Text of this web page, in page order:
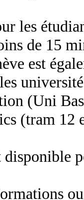
les
de 15
est
(Uni
(tram 12
disponible